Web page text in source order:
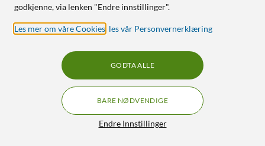
godkjenne, via lenken "Endre innstillinger".
Les mer om våre Cookies les vår Personvernerklæring
Endre Innstillinger
BARE NØDVENDIGE
GODTA ALLE